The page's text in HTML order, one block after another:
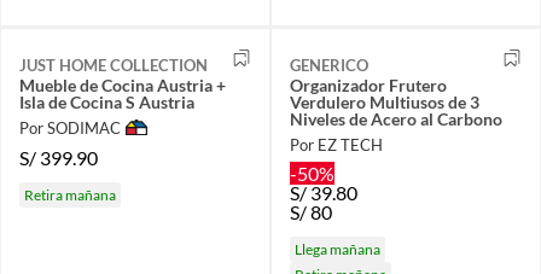
JUST HOME COLLECTION
Mueble de Cocina Austria +
Isla de Cocina S Austria
Por SODIMAC
S/ 399.90
Retira mañana
GENERICO
Organizador Frutero
Verdulero Multiusos de 3
Niveles de Acero al Carbono
Por EZ TECH
-50%
S/39.80
S/80
Llega mañana